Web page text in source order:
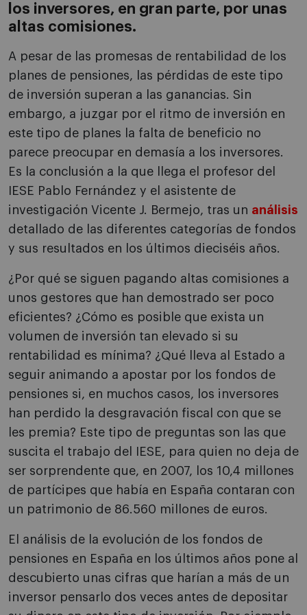
los inversores, en gran parte, por unas
altas comisiones.
A pesar de las promesas de rentabilidad de los
planes de pensiones, las pérdidas de este tipo
de inversión superan a las ganancias. Sin
embargo, a juzgar por el ritmo de inversión en
este tipo de planes la falta de beneficio no
parece preocupar en demasía a los inversores.
Es la conclusión a la que llega el profesor del
IESE Pablo Fernández y el asistente de
investigación Vicente J. Bermejo, tras un análisis
detallado de las diferentes categorías de fondos
y sus resultados en los últimos dieciséis años.
¿Por qué se siguen pagando altas comisiones a
unos gestores que han demostrado ser poco
eficientes? ¿Cómo es posible que exista un
volumen de inversión tan elevado si su
rentabilidad es mínima? ¿Qué lleva al Estado a
seguir animando a apostar por los fondos de
pensiones si, en muchos casos, los inversores
han perdido la desgravación fiscal con que se
les premia? Este tipo de preguntas son las que
suscita el trabajo del IESE, para quien no deja de
ser sorprendente que, en 2007, los 10,4 millones
de partícipes que había en España contaran con
un patrimonio de 86.560 millones de euros.
El análisis de la evolución de los fondos de
pensiones en España en los últimos años pone al
descubierto unas cifras que harían a más de un
inversor pensarlo dos veces antes de depositar